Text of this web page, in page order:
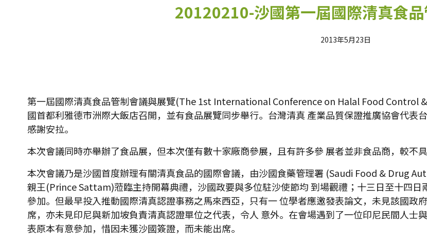
20120210-沙國第一屆國際清真食
2013年5月23日
第一屆國際清真食品管制會議與展覽(The 1st International Conference on Halal Food Control
國首都利雅德市洲際大飯店召開，並有食品展覽同步舉行。台灣清真 產業品質保證推廣協會代表
感謝安拉。
本次會議同時亦舉辦了食品展，但本次僅有數十家廠商參展，且有許多參 展者並非食品商，較不
本次會議乃是沙國首度辦理有關清真食品的國際會議，由沙國食藥管理署 (Saudi Food & Drug
親王(Prince Sattam)蒞臨主持開幕典禮，沙國政要與多位駐沙使節均 到場觀禮；十三日至十四
參加。但最早投入推動國際清真認證事務之馬來西亞，只有一 位學者應邀發表論文，未見該國政
席，亦未見印尼與新加坡負責清真認證單位之代表，令人 意外。在會場遇到了一位印尼民間人士
表原本有意參加，惜因未獲沙國簽證，而未能出席。